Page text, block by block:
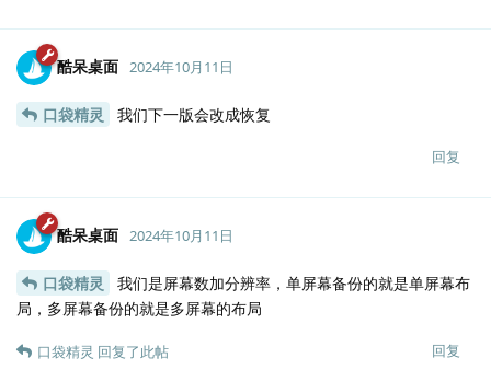
酷呆桌面 2024年10月11日
口袋精灵 我们下一版会改成恢复
回复
酷呆桌面 2024年10月11日
口袋精灵
我们是屏幕数加分辨率，单屏幕备份的就是单屏幕布
局，多屏幕备份的就是多屏幕的布局
回复
口袋精灵 回复了此帖